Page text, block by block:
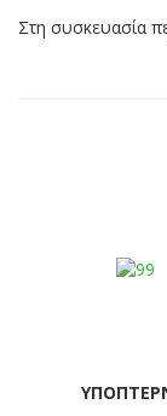
Στη συσκευασία